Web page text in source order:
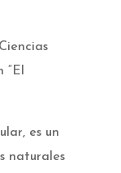
“El
es un
naturales